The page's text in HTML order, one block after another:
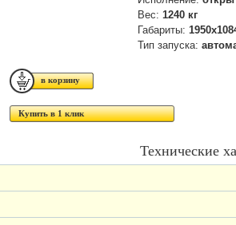
Вес: 1240 кг
Габариты:
Тип запуска:
Купить в 1 клик
Технические